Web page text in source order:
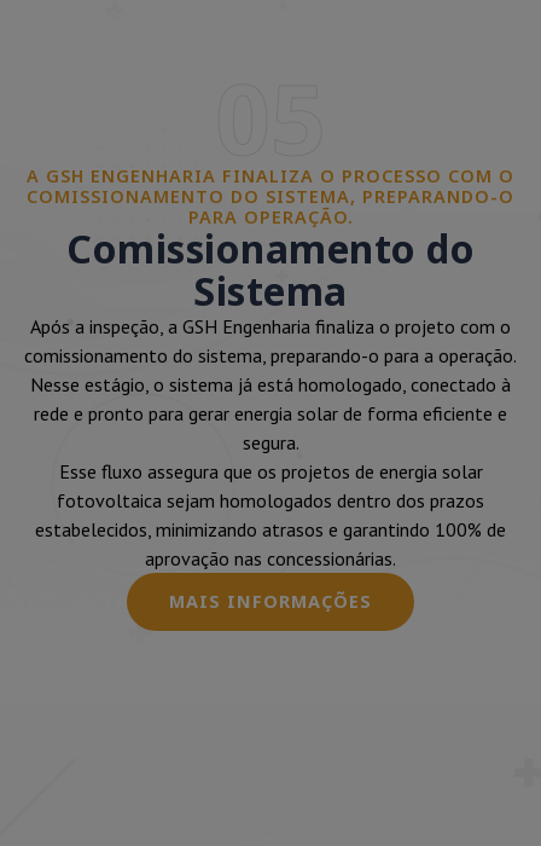
A GSH ENGENHARIA FINALIZA O PROCESSO COM O
COMISSIONAMENTO DO SISTEMA, PREPARANDO-O
PARA OPERAÇÃO.
Comissionamento do
Sistema
Após a inspeção, a GSH Engenharia finaliza o projeto com o
comissionamento do sistema, preparando-o para a operação.
Nesse estágio, o sistema já está homologado, conectado à
rede e pronto para gerar energia solar de forma eficiente e
segura.
Esse fluxo assegura que os projetos de energia solar
fotovoltaica sejam homologados dentro dos prazos
estabelecidos, minimizando atrasos e garantindo 100% de
aprovação nas concessionárias.
MAIS INFORMAÇÕES